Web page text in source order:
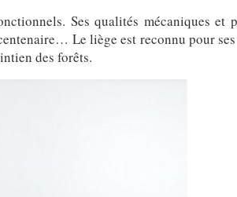
Ses qualités mécaniques et
Le liège est reconnu pour
des forêts.